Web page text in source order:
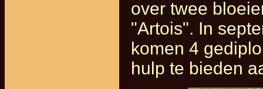
over twee
"Artois". In
komen 4
hulp te bieden